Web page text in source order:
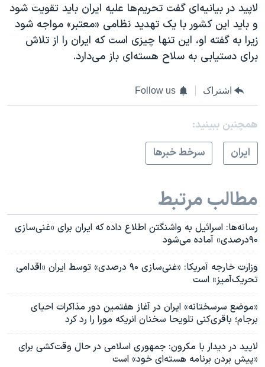
لاپید در بیانیه‌ای گفت تحریم‌ها علیه ایران باید تقویت شود
و باید این کشور با یک تهدید نظامی «معتبر» مواجه شود
زیرا به گفته او، این تنها چیزی است که ایران را از تلاش
برای دستیابی به سلاح هسته‌ای باز می‌دارد.
اشتراک Follow us
همچنبن ببینید:
ايران
سرخط خبرها
مطالب مرتبط
رسانه‌ها: اسرائيل به واشنگتن اطلاع داده که ایران برای «غنی‌سازی
۹۰درصدی» آماده می‌شود
وزارت خارجه آمریکا: «غنی‌سازی ۹۰ درصدی» توسط ایران «اقدامی
تحریک‌آمیز» است
«موضع سرسختانه» ایران در آغاز هفتمین دور مذاکرات احیای
برجام؛ باقری‌کنی تلویحا سخنان انریکه مورا را رد کرد
لاپید در دیدار با مکرون: جمهوری اسلامی در حال وقت‌کشی برای
«پیش بردن برنامه هسته‌ای خود» است